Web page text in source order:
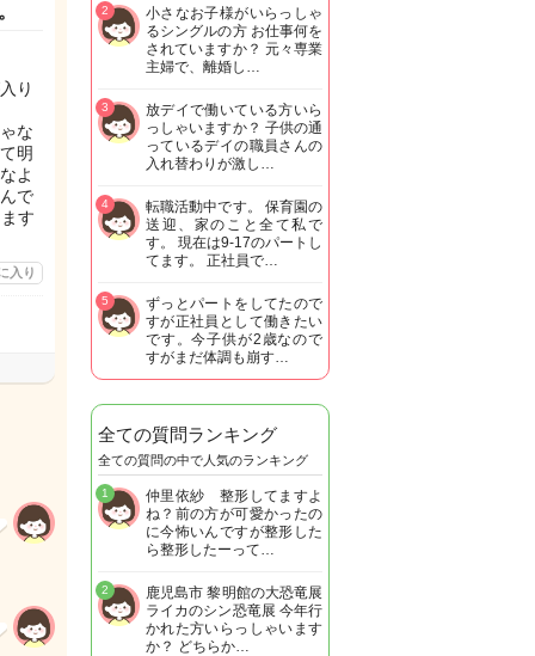
り
な
明
よ
で
す
入り
小さなお子様がいらっしゃ
るシングルの方 お仕事何を
されていますか？ 元々専業
主婦で、離婚し…
2
放デイで働いている方いら
っしゃいますか？ 子供の通
っているデイの職員さんの
入れ替わりが激し…
3
転職活動中です。 保育園の
送迎、家のこと全て私で
す。 現在は9-17のパートし
てます。 正社員で…
4
ずっとパートをしてたので
すが正社員として働きたい
です。今子供が2歳なので
すがまだ体調も崩す…
5
全ての質問ランキング
全ての質問の中で人気のランキング
仲里依紗 整形してますよ
ね？前の方が可愛かったの
に今怖いんですが整形した
ら整形したーって…
1
鹿児島市 黎明館の大恐竜展
ライカのシン恐竜展 今年行
かれた方いらっしゃいます
か？ どちらか…
2